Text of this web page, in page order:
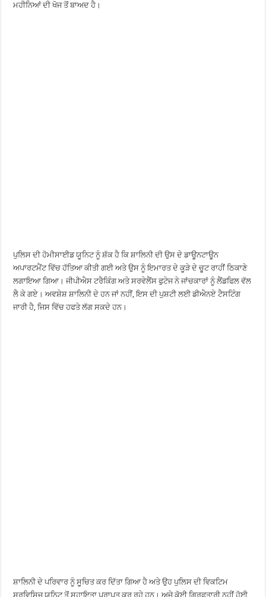
ਮਹੀਨਿਆਂ ਦੀ ਖੋਜ ਤੋਂ ਬਾਅਦ ਹੈ।
ਪੁਲਿਸ ਦੀ ਹੋਮੀਸਾਈਡ ਯੂਨਿਟ ਨੂੰ ਸ਼ੱਕ ਹੈ ਕਿ ਸ਼ਾਲਿਨੀ ਦੀ ਉਸ ਦੇ ਡਾਊਨਟਾਊਨ
ਅਪਾਰਟਮੈਂਟ ਵਿੱਚ ਹੱਤਿਆ ਕੀਤੀ ਗਈ ਅਤੇ ਉਸ ਨੂੰ ਇਮਾਰਤ ਦੇ ਕੂੜੇ ਦੇ ਚੂਟ ਰਾਹੀਂ ਠਿਕਾਣੇ
ਲਗਾਇਆ ਗਿਆ। ਜੀਪੀਐਸ ਟਰੈਕਿੰਗ ਅਤੇ ਸਰਵੇਲੈਂਸ ਫੁਟੇਜ ਨੇ ਜਾਂਚਕਾਰਾਂ ਨੂੰ ਲੈਂਡਫਿਲ ਵੱਲ
ਲੈ ਕੇ ਗਏ। ਅਵਸ਼ੇਸ਼ ਸ਼ਾਲਿਨੀ ਦੇ ਹਨ ਜਾਂ ਨਹੀਂ, ਇਸ ਦੀ ਪੁਸ਼ਟੀ ਲਈ ਡੀਐਨਏ ਟੈਸਟਿੰਗ
ਜਾਰੀ ਹੈ, ਜਿਸ ਵਿੱਚ ਹਫਤੇ ਲੱਗ ਸਕਦੇ ਹਨ।
ਸ਼ਾਲਿਨੀ ਦੇ ਪਰਿਵਾਰ ਨੂੰ ਸੂਚਿਤ ਕਰ ਦਿੱਤਾ ਗਿਆ ਹੈ ਅਤੇ ਉਹ ਪੁਲਿਸ ਦੀ ਵਿਕਟਿਮ
ਸਰਵਿਸਿਜ਼ ਯੂਨਿਟ ਤੋਂ ਸਹਾਇਤਾ ਪ੍ਰਾਪਤ ਕਰ ਰਹੇ ਹਨ। ਅਜੇ ਕੋਈ ਗ੍ਰਿਫਤਾਰੀ ਨਹੀਂ ਹੋਈ